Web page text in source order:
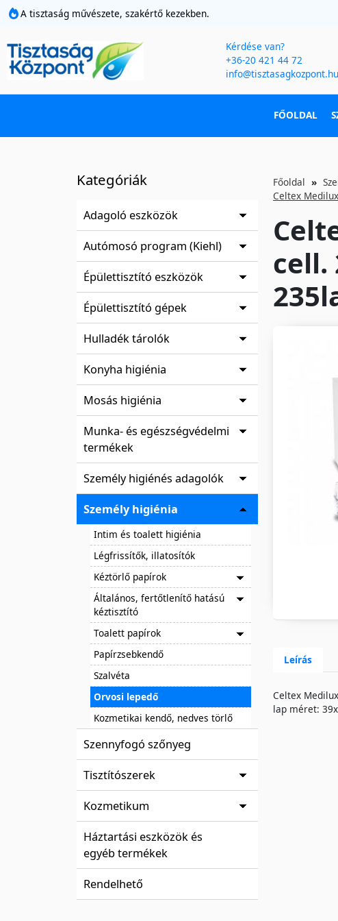
A tisztaság művészete, szakértő kezekben.
Kérdése van?
+36-20 421 44 72
info@tisztasagkozpont.hu
FŐOLDAL
Kategóriák
Adagoló eszközök
Autómosó program (Kiehl)
Épülettisztító eszközök
Épülettisztító gépek
Hulladék tárolók
Konyha higiénia
Mosás higiénia
Munka- és egészségvédelmi
termékek
Személy higiénés adagolók
Személy higiénia
Intim és toalett higiénia
Légfrissítők, illatosítók
Kéztörlő papírok
Általános, fertőtlenítő hatású
kéztisztító
Toalett papírok
Papírzsebkendő
Szalvéta
Orvosi lepedő
Kozmetikai kendő, nedves törlő
Szennyfogó szőnyeg
Tisztítószerek
Kozmetikum
Háztartási eszközök és
egyéb termékek
Rendelhető
Főoldal
Celtex
cell.
Leírás
Celtex
lap méret: